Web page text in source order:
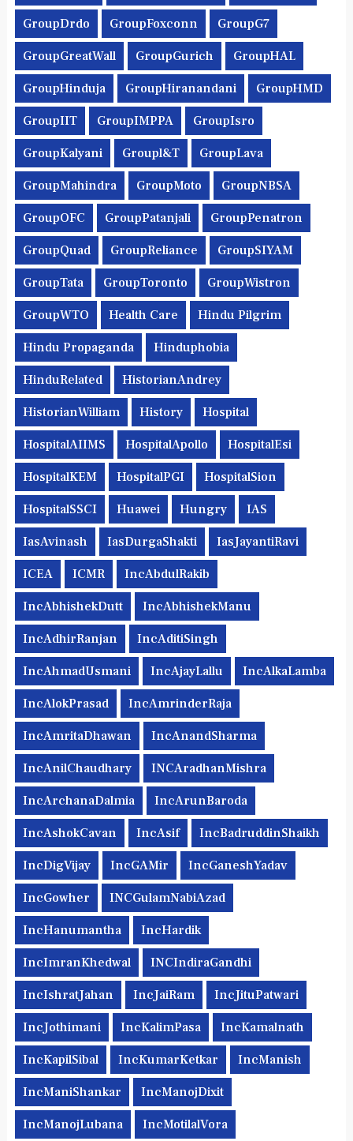
GroupDrdo GroupFoxconn GroupG7
GroupGreatWall GroupGurich GroupHAL
GroupHinduja GroupHiranandani GroupHMD
GroupIIT GroupIMPPA GroupIsro
GroupKalyani Groupl&t GroupLava
GroupMahindra GroupMoto GroupNBSA
GroupOFC GroupPatanjali GroupPenatron
GroupQuad GroupReliance GroupSIYAM
GroupTata GroupToronto GroupWistron
GroupWTO Health Care Hindu Pilgrim
Hindu Propaganda Hinduphobia
HinduRelated HistorianAndrey
HistorianWilliam History Hospital
HospitalAIIMS HospitalApollo HospitalEsi
HospitalKEM HospitalPGI HospitalSion
HospitalSSCI Huawei Hungry IAS
IasAvinash IasDurgaShakti IasJayantiRavi
ICEA ICMR IncAbdulRakib
IncAbhishekDutt IncAbhishekManu
IncAdhirRanjan IncAditiSingh
IncAhmadUsmani IncAjayLallu IncAlkaLamba
IncAlokPrasad IncAmrinderRaja
IncAmritaDhawan IncAnandSharma
IncAnilChaudhary INCAradhanMishra
IncArchanaDalmia IncArunBaroda
IncAshokCavan IncAsif IncBadruddinShaikh
IncDigVijay IncGAMir IncGaneshYadav
IncGowher INCGulamNabiAzad
IncHanumantha IncHardik
IncImranKhedwal INCIndiraGandhi
IncIshratJahan IncJaiRam IncJituPatwari
IncJothimani IncKalimPasa IncKamalnath
IncKapilSibal IncKumarKetkar IncManish
IncManiShankar IncManojDixit
IncManojLubana IncMotilalVora